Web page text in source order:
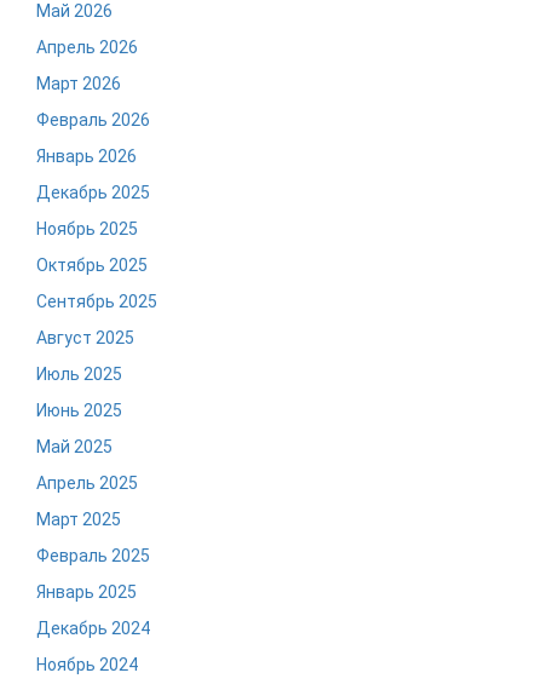
Май 2026
Апрель 2026
Март 2026
Февраль 2026
Январь 2026
Декабрь 2025
Ноябрь 2025
Октябрь 2025
Сентябрь 2025
Август 2025
Июль 2025
Июнь 2025
Май 2025
Апрель 2025
Март 2025
Февраль 2025
Январь 2025
Декабрь 2024
Ноябрь 2024